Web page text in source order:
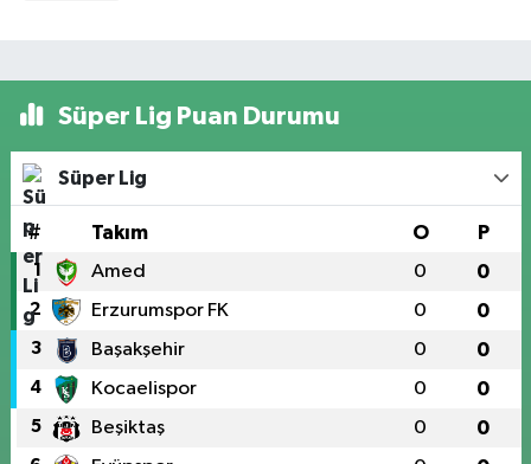
Süper Lig Puan Durumu
Süper Lig
# Takım O P
1 Amed 0 0
2 Erzurumspor FK 0 0
3 Başakşehir 0 0
4 Kocaelispor 0 0
5 Beşiktaş 0 0